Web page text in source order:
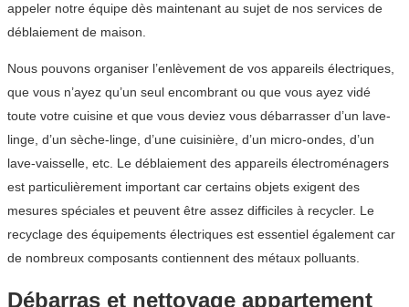
appeler notre équipe dès maintenant au sujet de nos services de
déblaiement de maison.
Nous pouvons organiser l’enlèvement de vos appareils électriques,
que vous n’ayez qu’un seul encombrant ou que vous ayez vidé
toute votre cuisine et que vous deviez vous débarrasser d’un lave-
linge, d’un sèche-linge, d’une cuisinière, d’un micro-ondes, d’un
lave-vaisselle, etc. Le déblaiement des appareils électroménagers
est particulièrement important car certains objets exigent des
mesures spéciales et peuvent être assez difficiles à recycler. Le
recyclage des équipements électriques est essentiel également car
de nombreux composants contiennent des métaux polluants.
Débarras et nettoyage appartement